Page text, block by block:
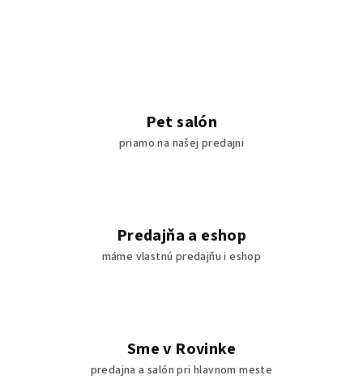
Pet salón
priamo na našej predajni
Predajňa a eshop
máme vlastnú predajňu i eshop
Sme v Rovinke
predajna a salón pri hlavnom meste